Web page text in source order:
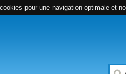
pour une navigation optimale et